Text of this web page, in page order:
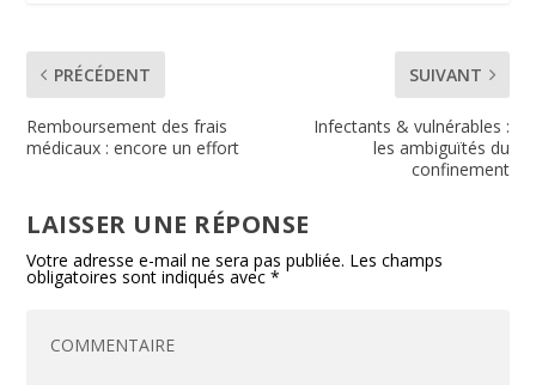
PRÉCÉDENT
Remboursement des frais
médicaux : encore un effort
SUIVANT
Infectants & vulnérables :
les ambiguïtés du
confinement
LAISSER UNE RÉPONSE
Votre adresse e-mail ne sera pas publiée. Les champs
obligatoires sont indiqués avec*